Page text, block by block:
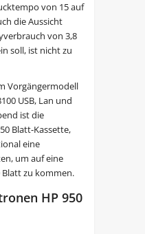
von 15 auf
die Aussicht
von 3,8
soll, ist nicht zu
Vorgängermodell
USB, Lan und
ist die
Blatt-Kassette,
eine
um auf eine
zu kommen.
HP 950